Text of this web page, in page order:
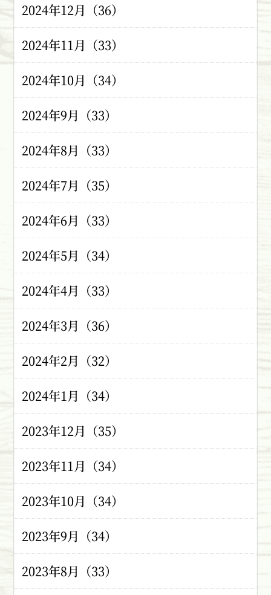
2024年12月（36）
2024年11月（33）
2024年10月（34）
2024年9月（33）
2024年8月（33）
2024年7月（35）
2024年6月（33）
2024年5月（34）
2024年4月（33）
2024年3月（36）
2024年2月（32）
2024年1月（34）
2023年12月（35）
2023年11月（34）
2023年10月（34）
2023年9月（34）
2023年8月（33）